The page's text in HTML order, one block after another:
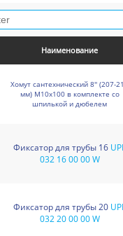
Наименование
Хомут сантехнический 8'' (207-
мм) М10х100 в комплекте со
шпилькой и дюбелем
Фиксатор для трубы 16
032 16 00 00 W
Фиксатор для трубы 20
032 20 00 00 W